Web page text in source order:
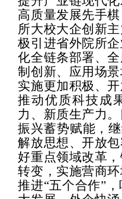
高质量发展先手
所大校大企创新
极引进省外院所
化全链条部署、
制创新、应用场
实施更加积极、
推动优质科技成
力、新质生产力
振兴蓄势赋能，继
解放思想、开放
好重点领域改革
转变，实施营商
推进“五个合作”